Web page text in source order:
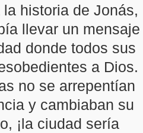
historia de Jonás,
llevar un mensaje
donde todos sus
a Dios.
no se arrepentían
y cambiaban su
¡la ciudad sería